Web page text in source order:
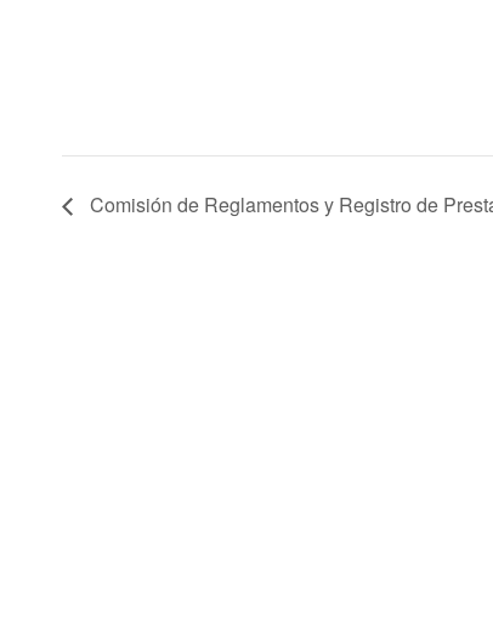
Comisión de Reglamentos y Registro de